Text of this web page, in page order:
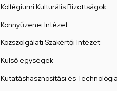
Kollégiumi Kulturális Bizottságok
Könnyűzenei Intézet
Közszolgálati Szakértői Intézet
Külső egységek
Kutatáshasznosítási és